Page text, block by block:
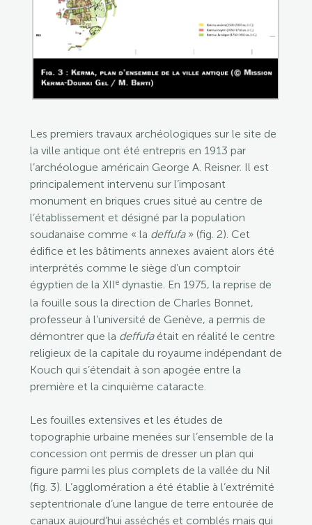
Les premiers travaux archéologiques sur le site de
la ville antique ont été entrepris en 1913 par
l’archéologue américain George A. Reisner. Il est
principalement intervenu sur l’imposant
monument en briques crues situé au centre de
l’établissement et désigné par la population
soudanaise comme « la deffufa» (fig. 2). Cet
édifice et les bâtiments annexes avaient alors été
interprétés comme le siège d’un comptoir
égyptien de la XIIedynastie. En 1975, la reprise de
la fouille sous la direction de Charles Bonnet,
professeur à l’université de Genève, a permis de
démontrer que la deffufaétait en réalité le centre
religieux de la capitale du royaume indépendant de
Kouch qui s’étendait à son apogée entre la
première et la cinquième cataracte.
Les fouilles extensives et les études de
topographie urbaine menées sur l’ensemble de la
concession ont permis de dresser un plan qui
figure parmi les plus complets de la vallée du Nil
(fig. 3). L’agglomération a été établie à l’extrémité
septentrionale d’une langue de terre entourée de
canaux aujourd’hui asséchés et comblés mais qui